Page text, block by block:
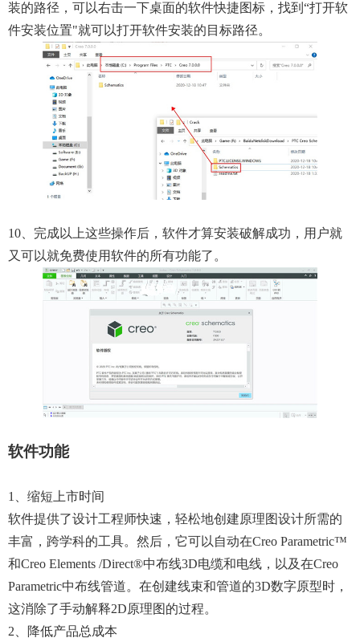
装的路径，可以右击一下桌面的软件快捷图标，找到“打开软
件安装位置"就可以打开软件安装的目标路径。
10、完成以上这些操作后，软件才算安装破解成功，用户就
又可以就免费使用软件的所有功能了。
软件功能
1、缩短上市时间
软件提供了设计工程师快速，轻松地创建原理图设计所需的
丰富，跨学科的工具。然后，它可以自动在Creo Parametric™
和Creo Elements /Direct®中布线3D电缆和电线，以及在Creo
Parametric中布线管道。在创建线束和管道的3D数字原型时，
这消除了手动解释2D原理图的过程。
2、降低产品总成本